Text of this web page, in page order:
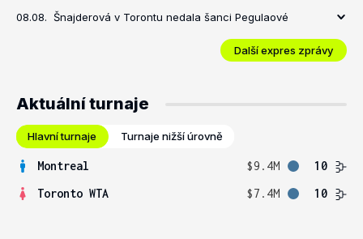
08.08. Šnajderová v Torontu nedala šanci Pegulaové
Další expres zprávy
Aktuální turnaje
Hlavní turnaje Turnaje nižší úrovně
Montreal $9.4M
10
Toronto WTA
$7.4M 10